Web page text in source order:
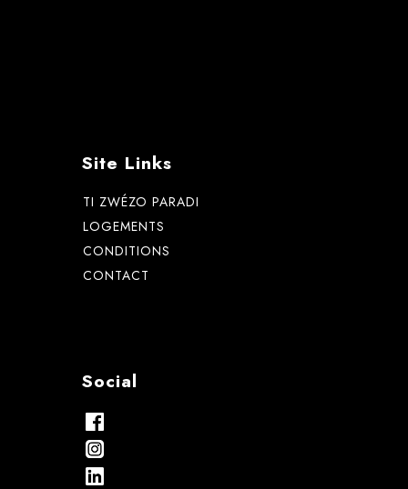
Site Links
TI ZWÉZO PARADI
LOGEMENTS
CONDITIONS
CONTACT
Social